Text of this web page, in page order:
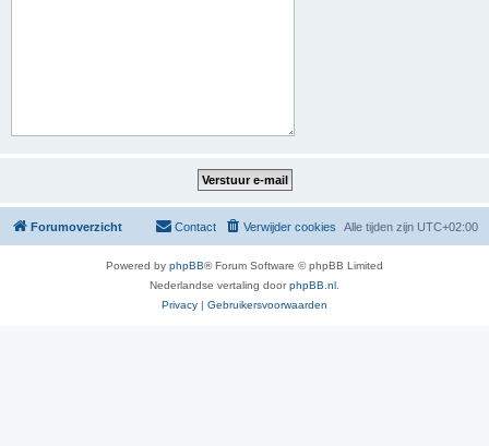
Forumoverzicht Alle tijden zijn UTC+02:00
Verwijder cookies
Contact
Powered by phpBB® Forum Software © phpBB Limited
Nederlandse vertaling doorphpBB.nl
Privacy | Gebruikersvoorwaarden